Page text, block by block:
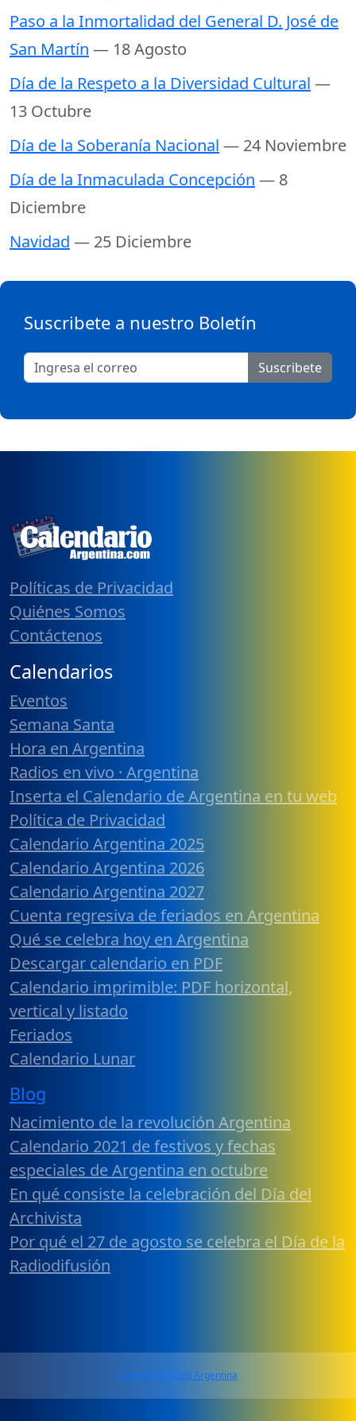
Paso a la Inmortalidad del General D. José de
San Martín — 18 Agosto
Día de la Respeto a la Diversidad Cultural —
13 Octubre
Día de la Soberanía Nacional — 24 Noviembre
Día de la Inmaculada Concepción — 8
Diciembre
Navidad — 25 Diciembre
Suscribete a nuestro Boletín
Suscribete
Políticas de Privacidad
Quiénes Somos
Contáctenos
Calendarios
Eventos
Semana Santa
Hora en Argentina
Radios en vivo · Argentina
Inserta el Calendario de Argentina en tu web
Política de Privacidad
Calendario Argentina 2025
Calendario Argentina 2026
Calendario Argentina 2027
Cuenta regresiva de feriados en Argentina
Qué se celebra hoy en Argentina
Descargar calendario en PDF
Calendario imprimible: PDF horizontal,
vertical y listado
Feriados
Calendario Lunar
Blog
Nacimiento de la revolución Argentina
Calendario 2021 de festivos y fechas
especiales de Argentina en octubre
En qué consiste la celebración del Día del
Archivista
Por qué el 27 de agosto se celebra el Día de la
Radiodifusión
Calendario 2026 Argentina